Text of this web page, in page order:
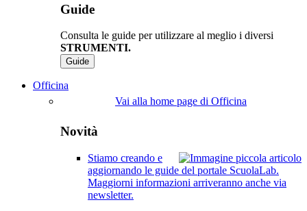
Guide
Consulta le guide per utilizzare al meglio i diversi
STRUMENTI.
Guide
Officina
Vai alla home page di Officina
Novità
Stiamo creando e
aggiornando le guide del portale ScuolaLab.
Maggiorni informazioni arriveranno anche via
newsletter.